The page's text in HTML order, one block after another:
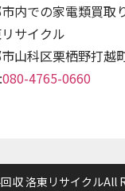
内での家電類買取
サイクル
山科区栗栖野打越
080-4765-0660
収 洛東リサイクルAll